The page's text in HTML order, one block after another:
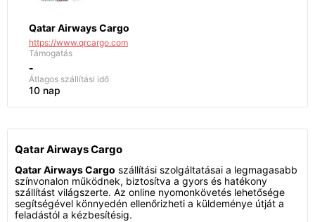
Qatar Airways Cargo
https://www.qrcargo.com
Támogatás
-
Átlagos szállítási idő
10 nap
Qatar Airways Cargo
Qatar Airways Cargo szállítási szolgáltatásai a legmagasabb
színvonalon működnek, biztosítva a gyors és hatékony
szállítást világszerte. Az online nyomonkövetés lehetősége
segítségével könnyedén ellenőrizheti a küldeménye útját a
feladástól a kézbesítésig.